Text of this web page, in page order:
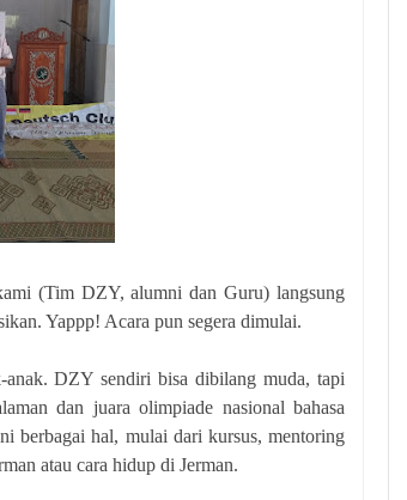
(Tim DZY, alumni dan Guru) langsung
Yappp! Acara pun segera dimulai.
DZY sendiri bisa dibilang muda, tapi
dan juara olimpiade nasional bahasa
berbagai hal, mulai dari kursus, mentoring
atau cara hidup di Jerman.